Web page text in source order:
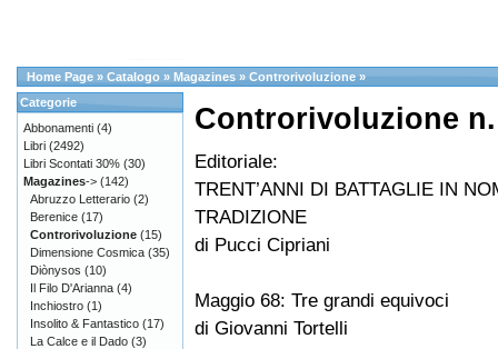
Home Page » Catalogo » Magazines » Controrivoluzione »
Controrivoluzione n.
Editoriale:
TRENT’ANNI DI BATTAGLIE IN
TRADIZIONE
di Pucci Cipriani
Maggio 68: Tre grandi equivoci
di Giovanni Tortelli
Categorie
Abbonamenti (4)
Libri (2492)
Libri Scontati 30% (30)
Magazines-> (142)
Abruzzo Letterario (2)
Berenice (17)
Controrivoluzione (15)
Dimensione Cosmica (35)
Diònysos (10)
Il Filo D'Arianna (4)
Inchiostro (1)
Insolito & Fantastico (17)
La Calce e il Dado (3)